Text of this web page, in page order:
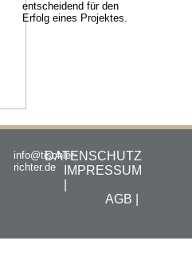
entscheidend für den
Erfolg eines Projektes.
info@tischler-
richter.de
DATENSCHUTZ
IMPRESSUM
AGB |